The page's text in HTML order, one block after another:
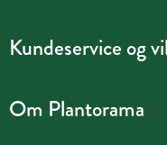
Kundeservice og
Om Plantorama